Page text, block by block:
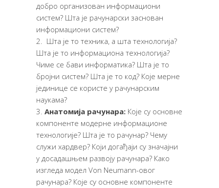
добро организован информациони
систем? Шта је рачунарски заснован
информациони систем?
Шта је то техника, а шта технологија?
Шта је то информациона технологија?
Чиме се бави информатика? Шта је то
бројни систем? Шта је то код? Које мерне
јединице се користе у рачунарским
наукама?
Анатомија рачунара: Које су основне
компоненте модерне информационе
технологије? Шта је то рачунар? Чему
служи хардвер? Који догађаји су значајни
у досадашњем развоју рачунара? Како
изгледа модел Von Neumann-овог
рачунара? Које су основне компоненте